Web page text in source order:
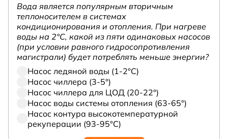
Вода является популярным вторичным
теплоносителем в системах
кондиционирования и отопления. При нагреве
воды на 2°С, какой из пяти одинаковых насосов
(при условии равного гидросопротивления
магистрали) будет потреблять меньше энергии?
Насос ледяной воды (1-2°С)
Насос чиллера (3-5°)
Насос чиллера для ЦОД (20-22°)
Насос воды системы отопления (63-65°)
Насос контура высокотемпературной
рекуперации (93-95°С)